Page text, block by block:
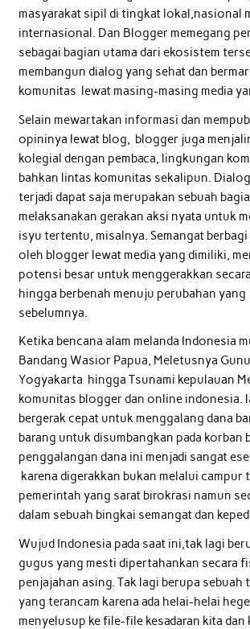
masyarakat sipil di tingkat lokal,nasional
internasional. Dan Blogger memegang
sebagai bagian utama dari ekosistem
membangun dialog yang sehat dan
komunitas lewat masing-masing media
Selain mewartakan informasi dan
opininya lewat blog, blogger juga
kolegial dengan pembaca, lingkungan
bahkan lintas komunitas sekalipun.
terjadi dapat saja merupakan sebuah
melaksanakan gerakan aksi nyata untuk
isyu tertentu, misalnya. Semangat
oleh blogger lewat media yang dimiliki,
potensi besar untuk menggerakkan
hingga berbenah menuju perubahan
sebelumnya.
Ketika bencana alam melanda Indonesia
Bandang Wasior Papua, Meletusnya
Yogyakarta hingga Tsunami kepulauan
komunitas blogger dan online indonesia.
bergerak cepat untuk menggalang dana
barang untuk disumbangkan pada korban
penggalangan dana ini menjadi sangat
karena digerakkan bukan melalui campur
pemerintah yang sarat birokrasi namun
dalam sebuah bingkai semangat dan
Wujud Indonesia pada saat ini,tak lagi
gugus yang mesti dipertahankan secara
penjajahan asing. Tak lagi berupa sebuah
yang terancam karena ada helai-helai
menyelusup ke file-file kesadaran kita dan